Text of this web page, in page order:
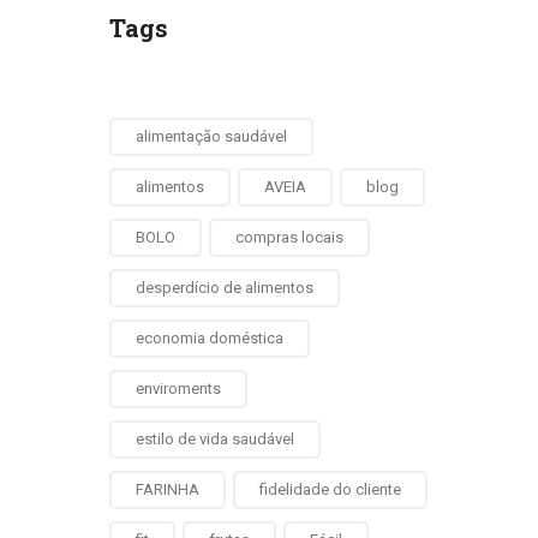
Tags
alimentação saudável
alimentos AVEIA blog
BOLO compras locais
desperdício de alimentos
economia doméstica
enviroments
estilo de vida saudável
FARINHA fidelidade do cliente